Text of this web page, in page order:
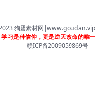
狗蛋素材网|www.goudan.vip
学习是种信仰，更是逆天改命的唯
赣ICP备2009059869号